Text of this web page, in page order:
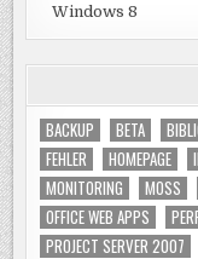
Windows 8
BACKUP BETA
FEHLER
HOMEPAGE
MONITORING
MOSS
OFFICE WEB APPS
PROJECT SERVER 2007